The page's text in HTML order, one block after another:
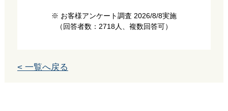
※ お客様アンケート調査 2026/8/8実施
（回答者数：2718人、複数回答可）
< 一覧へ戻る